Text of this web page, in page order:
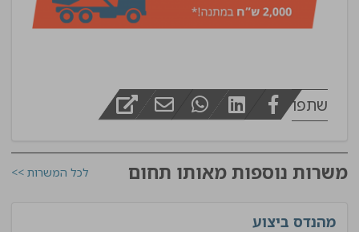
שתפו
משרות נוספות מאותו תחום לכל המשרות >>
מהנדס ביצוע